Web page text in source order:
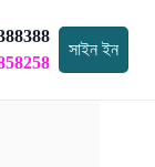
সাইন ইন